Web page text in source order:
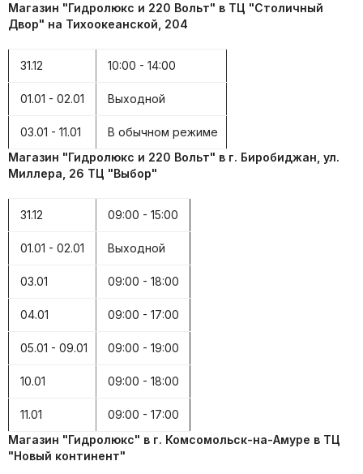
Магазин "Гидролюкс и 220 Вольт" в ТЦ "Столичный
Двор" на Тихоокеанской, 204
31.12 10:00 - 14:00
01.01 - 02.01 Выходной
03.01 - 11.01
В обычном режиме
Магазин "Гидролюкс и 220 Вольт" в г. Биробиджан, ул.
Миллера, 26 ТЦ "Выбор"
31.12 09:00 - 15:00
01.01 - 02.01 Выходной
03.01 09:00 - 18:00
04.01 09:00 - 17:00
05.01 - 09.01 09:00 - 19:00
10.01 09:00 - 18:00
11.01
09:00 - 17:00
Магазин "Гидролюкс" в г. Комсомольск-на-Амуре в ТЦ
"Новый континент"